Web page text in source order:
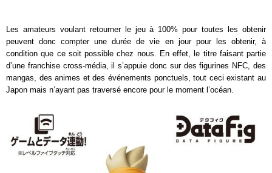
Les amateurs voulant retourner le jeu à 100% pour toutes les obtenir
peuvent donc compter une durée de vie en jour pour les obtenir, à
condition que ce soit possible chez nous. En effet, le titre faisant partie
d’une franchise cross-média, il s’appuie donc sur des figurines NFC, des
mangas, des animes et des événements ponctuels, tout ceci existant au
Japon mais n’ayant pas traversé encore pour le moment l’océan.